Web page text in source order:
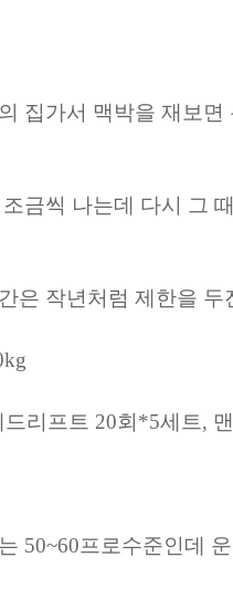
집가서 맥박을 재보
금씩 나는데 다시 그
은 작년처럼 제한을 두
리프트 20회*5세트,
50~60프로수준인데